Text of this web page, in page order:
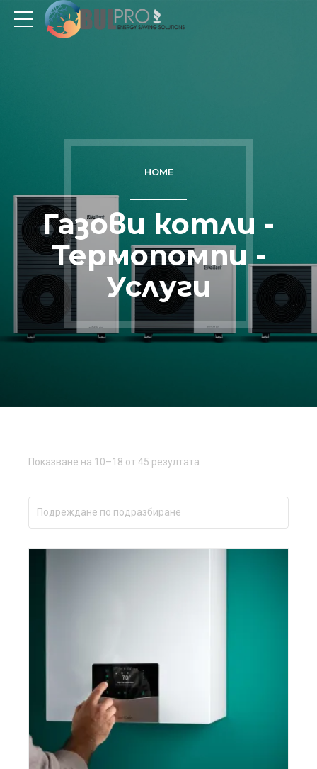
HOME
Газови котли -
Термопомпи -
Услуги
Показване на 10–18 от 45 резултата